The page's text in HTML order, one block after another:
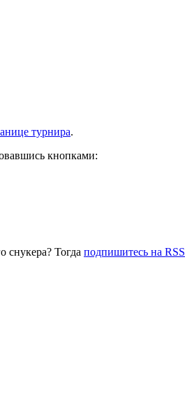
турнира.
кнопками:
снукера? Тогда подпишитесь на RSS